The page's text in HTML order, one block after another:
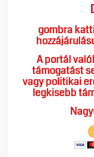
gombra
A portál
támogatást
vagy politikai
legkisebb